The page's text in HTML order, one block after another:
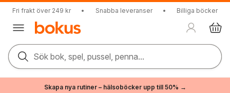
Fri frakt över 249 kr • Snabba leveranser • Billiga böcker
Sök bok, spel, pussel, penna...
Skapa nya rutiner – hälsoböcker upp till 50% →